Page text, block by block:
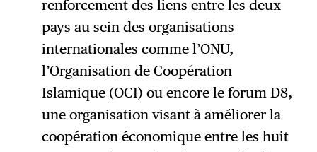
renforcement des liens entre les deux
pays au sein des organisations
internationales comme l’ONU,
l’Organisation de Coopération
Islamique (OCI) ou encore le forum D8,
une organisation visant à améliorer la
coopération économique entre les huit